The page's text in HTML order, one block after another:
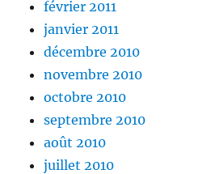
février 2011
janvier 2011
décembre 2010
novembre 2010
octobre 2010
septembre 2010
août 2010
juillet 2010